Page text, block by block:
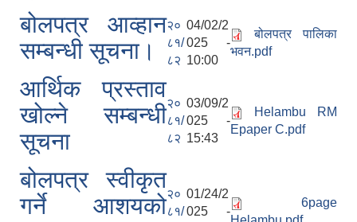
बोलपत्र आव्हान
सम्बन्धी सूचना।
२०
८१/
८२
04/02/2
025 -
10:00
बोलपत्र पालिका
भवन.pdf
आर्थिक प्रस्ताव
खोल्ने सम्बन्धी
सूचना
२०
८१/
८२
03/09/2
025 -
15:43
Helambu RM
Epaper C.pdf
बोलपत्र स्वीकृत
गर्ने आशयको२०
८१/
01/24/2
025 -
6page